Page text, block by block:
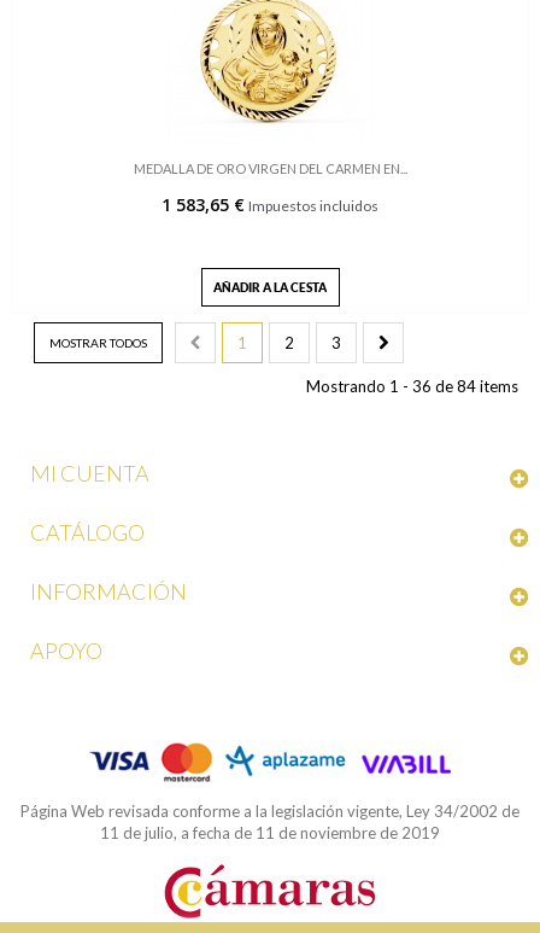
MEDALLA DE ORO VIRGEN DEL CARMEN EN...
1 583,65 € Impuestos incluidos
AÑADIR A LA CESTA
MOSTRAR TODOS 1 2 3
Mostrando 1 - 36 de 84 items
MI CUENTA
CATÁLOGO
INFORMACIÓN
APOYO
Página Web revisada conforme a la legislación vigente, Ley 34/2002 de
11 de julio, a fecha de 11 de noviembre de 2019